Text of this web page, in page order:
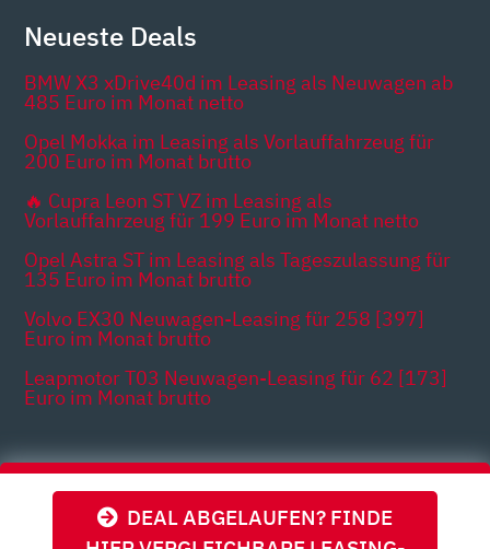
DEAL ABGELAUFEN? FINDE
Neueste Deals
BMW X3 xDrive40d im Leasing als Neuwagen ab
485 Euro im Monat netto
Opel Mokka im Leasing als Vorlauffahrzeug für
200 Euro im Monat brutto
🔥 Cupra Leon ST VZ im Leasing als
Vorlauffahrzeug für 199 Euro im Monat netto
Opel Astra ST im Leasing als Tageszulassung für
135 Euro im Monat brutto
Volvo EX30 Neuwagen-Leasing für 258 [397]
Euro im Monat brutto
Leapmotor T03 Neuwagen-Leasing für 62 [173]
Euro im Monat brutto